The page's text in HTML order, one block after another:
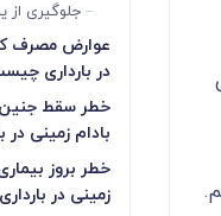
جلوگیری از
عوارض مصرف
در بارداری
خطر سقط جنین
بادام زمینی در
خطر بروز
زمینی در بارداری